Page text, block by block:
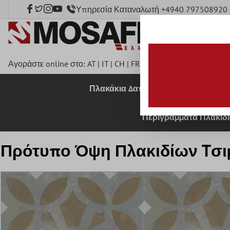
περιεχόμενο Υπηρεσία Καταναλωτή +4940 797508920
Αγοράστε online στο: AT| IT| CH | FR
Πλακάκια Δαπέδου
Περιγράμματα
Πρότυπο Όψη Πλακιδίων